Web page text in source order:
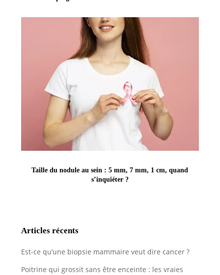
Taille du nodule au sein : 5 mm, 7 mm, 1 cm, quand
s’inquiéter ?
Articles récents
Est-ce qu’une biopsie mammaire veut dire cancer ?
Poitrine qui grossit sans être enceinte : les vraies